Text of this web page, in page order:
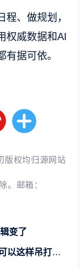
、做规划，
权威数据和AI
据可依。
版权均归源网站
。邮箱：
变了
吊打参数党！